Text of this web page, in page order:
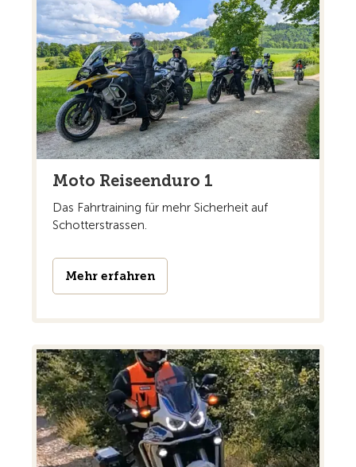
Moto Reiseenduro 1
Das Fahrtraining für mehr Sicherheit auf
Schotterstrassen.
Mehr erfahren